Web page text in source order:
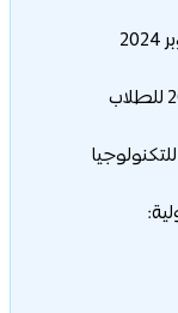
مصاريف جامعة 6 أكتوبر 2024
مصاريف جامعة 6 أكتوبر 2024 للطلاب